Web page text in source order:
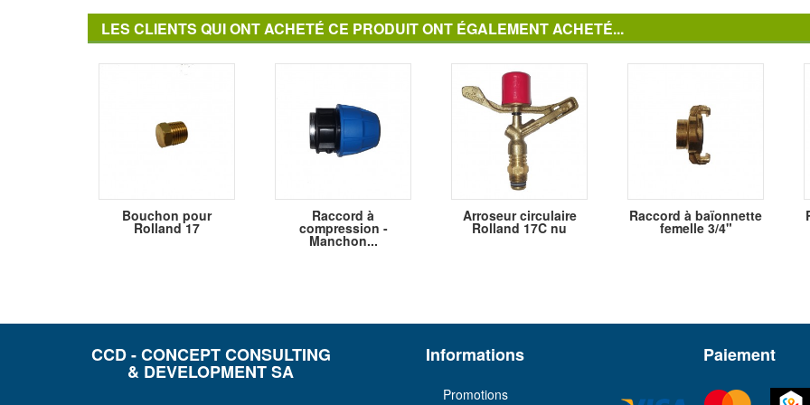
LES CLIENTS QUI ONT ACHETÉ CE PRODUIT ONT ÉGALEMENT ACHETÉ...
Bouchon pour
Rolland 17
Raccord à
compression -
Manchon...
Arroseur circulaire
Rolland 17C nu
Raccord à baïonnette
femelle 3/4"
CCD - CONCEPT CONSULTING
& DEVELOPMENT SA
Informations
Promotions
Paiement